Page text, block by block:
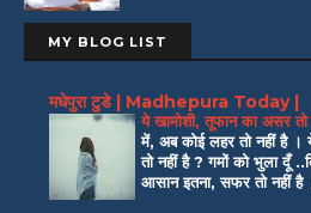
MY BLOG LIST
मधेपुरा टुडे | Madhepura Today |
ये खामोशी, तूफान का असर तो
में, अब कोई लहर तो नहीं है ।
तो नहीं है ? गमों को भुला दूँ
आसान इतना, सफर तो नहीं है